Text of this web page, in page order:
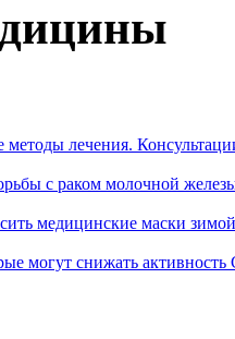
методы лечения.
с раком молочной
медицинские маски зимой
могут снижать